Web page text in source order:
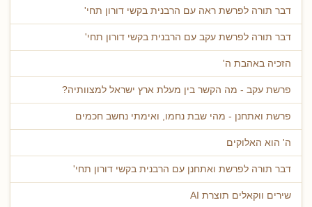
דבר תורה לפרשת ראה עם הרבנית בקשי דורון תחי'
דבר תורה לפרשת עקב עם הרבנית בקשי דורון תחי'
הזכיה באהבת ה'
פרשת עקב - מה הקשר בין מעלת ארץ ישראל למצוותיה?
פרשת ואתחנן - מהי שבת נחמו, ואימתי נחשב חכמים
ה' הוא האלוקים
דבר תורה לפרשת ואתחנן עם הרבנית בקשי דורון תחי'
שירים ווקאלים תוצרת AI